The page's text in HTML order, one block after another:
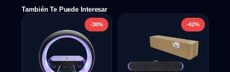
También Te Puede Interesar
-38% -42%